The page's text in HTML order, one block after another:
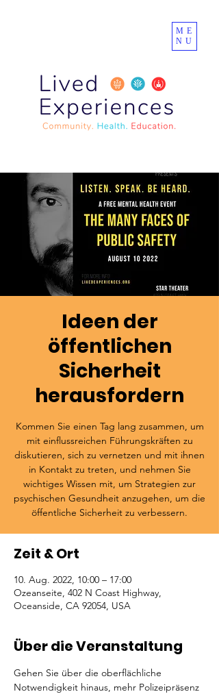
ME
NU
Ideen der
öffentlichen
Sicherheit
herausfordern
Kommen Sie einen Tag lang zusammen, um
mit einflussreichen Führungskräften zu
diskutieren, sich zu vernetzen und mit ihnen
in Kontakt zu treten, und nehmen Sie
wichtiges Wissen mit, um Strategien zur
psychischen Gesundheit anzugehen, um die
öffentliche Sicherheit zu verbessern.
Zeit & Ort
10. Aug. 2022, 10:00 – 17:00
Ozeanseite, 402 N Coast Highway,
Oceanside, CA 92054, USA
Über die Veranstaltung
Gehen Sie über die oberflächliche
Notwendigkeit hinaus, mehr Polizeipräsenz